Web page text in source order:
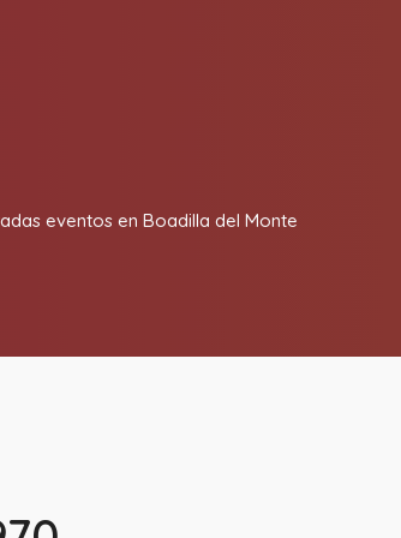
eventos en Boadilla del Monte